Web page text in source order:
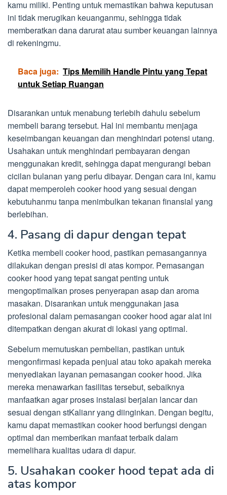
kamu miliki. Penting untuk memastikan bahwa keputusan
ini tidak merugikan keuanganmu, sehingga tidak
memberatkan dana darurat atau sumber keuangan lainnya
di rekeningmu.
Baca juga: Tips Memilih Handle Pintu yang Tepat
untuk Setiap Ruangan
Disarankan untuk menabung terlebih dahulu sebelum
membeli barang tersebut. Hal ini membantu menjaga
keseimbangan keuangan dan menghindari potensi utang.
Usahakan untuk menghindari pembayaran dengan
menggunakan kredit, sehingga dapat mengurangi beban
cicilan bulanan yang perlu dibayar. Dengan cara ini, kamu
dapat memperoleh cooker hood yang sesuai dengan
kebutuhanmu tanpa menimbulkan tekanan finansial yang
berlebihan.
4. Pasang di dapur dengan tepat
Ketika membeli cooker hood, pastikan pemasangannya
dilakukan dengan presisi di atas kompor. Pemasangan
cooker hood yang tepat sangat penting untuk
mengoptimalkan proses penyerapan asap dan aroma
masakan. Disarankan untuk menggunakan jasa
profesional dalam pemasangan cooker hood agar alat ini
ditempatkan dengan akurat di lokasi yang optimal.
Sebelum memutuskan pembelian, pastikan untuk
mengonfirmasi kepada penjual atau toko apakah mereka
menyediakan layanan pemasangan cooker hood. Jika
mereka menawarkan fasilitas tersebut, sebaiknya
manfaatkan agar proses instalasi berjalan lancar dan
sesuai dengan stKalianr yang diinginkan. Dengan begitu,
kamu dapat memastikan cooker hood berfungsi dengan
optimal dan memberikan manfaat terbaik dalam
memelihara kualitas udara di dapur.
5. Usahakan cooker hood tepat ada di
atas kompor